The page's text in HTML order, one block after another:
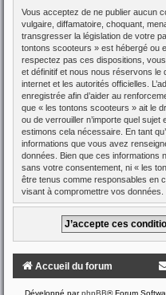
Vous acceptez de ne publier aucun
vulgaire, diffamatoire, choquant,
transgresser la législation de votre
tontons scooteurs » est hébergé ou
respectez pas ces dispositions,
et définitif et nous nous réservons le
internet et les autorités officielles.
enregistrée afin d’aider au
que « les tontons scooteurs » ait le
ou de verrouiller n’importe quel sujet
estimons cela nécessaire. En tant
informations que vous avez
données. Bien que ces informations
sans votre consentement, ni « les
être tenus comme responsables en
visant à compromettre vos données.
Accueil du forum
Développé parphpBB® Forum